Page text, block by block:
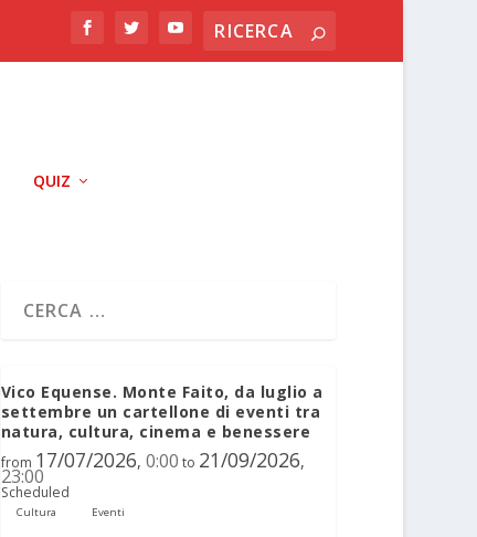
QUIZ
Vico Equense. Monte Faito, da luglio a
settembre un cartellone di eventi tra
natura, cultura, cinema e benessere
from 17/07/2026, 0:00 to 21/09/2026,
23:00
Scheduled
Cultura Eventi